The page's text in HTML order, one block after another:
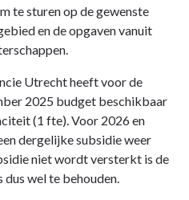
te sturen op de gewenste
en de opgaven vanuit
Utrecht heeft voor de
2025 budget beschikbaar
(1 fte). Voor 2026 en
dergelijke subsidie weer
niet wordt versterkt is de
wel te behouden.